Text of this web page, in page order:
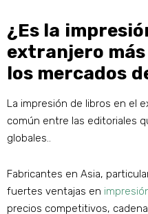
¿Es la
extranjero
los mercados
La impresión de libros en el
común entre las editoriales
globales..
Fabricantes en Asia,
fuertes ventajas en
precios competitivos,